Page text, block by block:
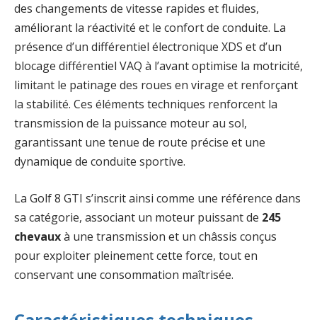
des changements de vitesse rapides et fluides,
améliorant la réactivité et le confort de conduite. La
présence d’un différentiel électronique XDS et d’un
blocage différentiel VAQ à l’avant optimise la motricité,
limitant le patinage des roues en virage et renforçant
la stabilité. Ces éléments techniques renforcent la
transmission de la puissance moteur au sol,
garantissant une tenue de route précise et une
dynamique de conduite sportive.
La Golf 8 GTI s’inscrit ainsi comme une référence dans
sa catégorie, associant un moteur puissant de 245
chevauxà une transmission et un châssis conçus
pour exploiter pleinement cette force, tout en
conservant une consommation maîtrisée.